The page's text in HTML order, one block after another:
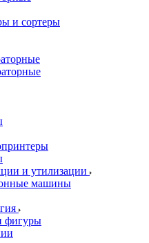
и сортеры
и утилизации
машины
фигуры